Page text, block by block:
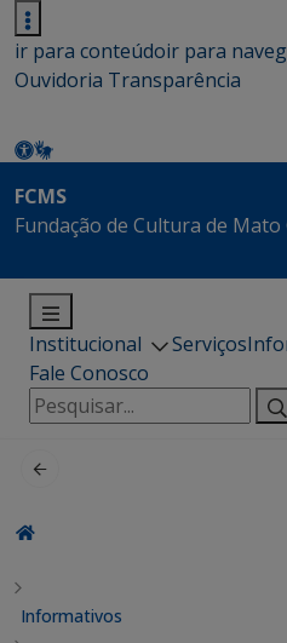
ir para conteúdoir para
Ouvidoria Transparência
FCMS
Fundação de Cultura de Mato
Institucional Serviços
Fale Conosco
Pesquisar
por:
Informativos